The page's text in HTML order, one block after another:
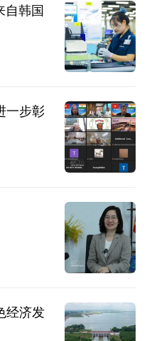
自韩国
一步彰
经济发